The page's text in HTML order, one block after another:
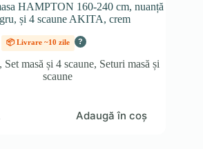
HAMPTON 160-240 cm, nuanță
și 4 scaune AKITA, crem
📦 Livrare ~10 zile ?
, Set masă și 4 scaune, Seturi masă și
scaune
Adaugă în coș